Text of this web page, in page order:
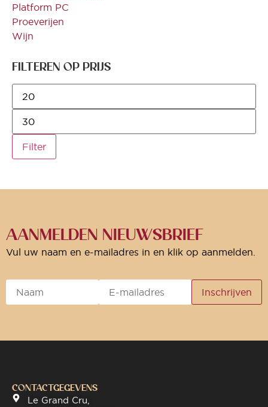
Platform PC
Proeverijen
Wijn
FILTEREN OP PRIJS
Filter
AANMELDEN NIEUWSBRIEF
Vul uw naam en e-mailadres in en klik op aanmelden.
CONTACTGEGEVENS
Le Grand Cru,